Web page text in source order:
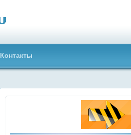
Контакты